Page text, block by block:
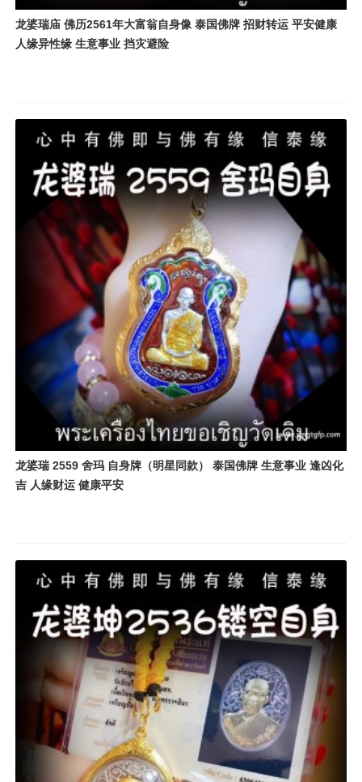
龙婆瑞庙 佛历2561年大富翁自身像 泰国佛牌 招财转运 平安健康
人缘异性缘 生意事业 挡灾避险
龙婆瑞 2559 舍玛 自身牌（明星同款） 泰国佛牌 生意事业 逢凶化
吉 人缘财运 健康平安